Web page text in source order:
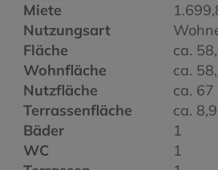
Miete
Nutzungsart
Fläche
ca.
Wohnfläche ca.
Nutzfläche ca. 67
Terrassenfläche ca.
Bäder
1
WC
1